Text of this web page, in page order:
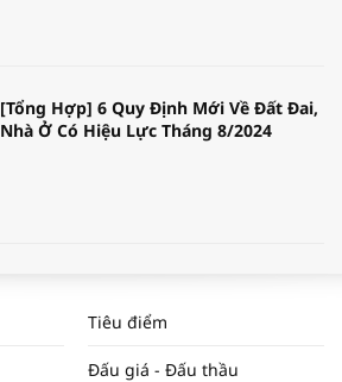
[Tổng Hợp] 6 Quy Định Mới Về Đất Đai,
Nhà Ở Có Hiệu Lực Tháng 8/2024
NAM NĂM 2024 VÀ NĂM 2025 | NHỊP
ĐẬP THỊ TRƯỜNG #62
Tiêu điểm
Đấu giá - Đấu thầu